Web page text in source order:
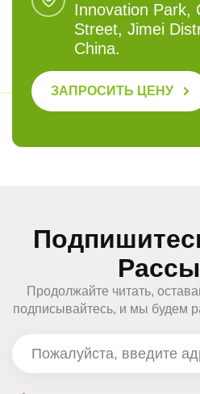
Innovation Park,
Street, Jimei
China.
ЗАПРОСИТЬ ЦЕНУ
Продолжайте читать,
подписывайтесь, и мы будем